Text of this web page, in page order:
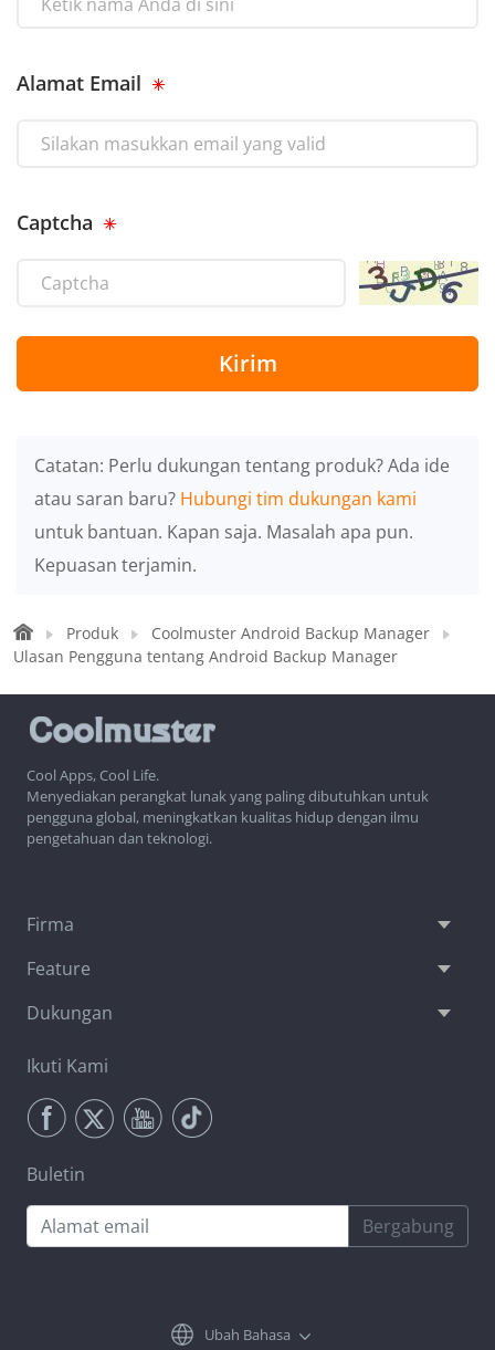
Alamat Email
Captcha
Kirim
Catatan: Perlu dukungan tentang produk? Ada ide
atau saran baru? Hubungi tim dukungan kami
untuk bantuan. Kapan saja. Masalah apa pun.
Kepuasan terjamin.
Produk
Coolmuster Android Backup Manager
Ulasan Pengguna tentang Android Backup Manager
Cool Apps, Cool Life.
Menyediakan perangkat lunak yang paling dibutuhkan untuk
pengguna global, meningkatkan kualitas hidup dengan ilmu
pengetahuan dan teknologi.
Firma
Feature
Dukungan
Ikuti Kami
Buletin
Bergabung
Ubah Bahasa